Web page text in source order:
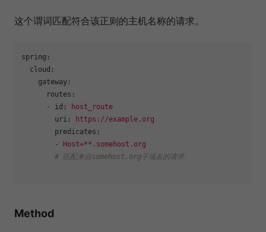
这个谓词匹配符合该正则的主机名称的请求。
spring:
cloud:
gateway:
routes:
-
id:
host_route
uri:
https://example.org
predicates:
-
Host=**.somehost.org
# 匹配来自somehost.org子域名的请求
Method